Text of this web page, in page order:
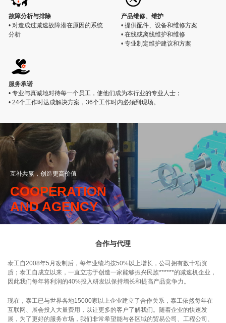
故障分析与排除
• 对造成过减速故障潜在原因的系统
分析
产品维修、维护
• 提供配件、设备和维修方案
• 在线或离线维护和维修
• 专业制定维护建议和方案
服务承诺
• 专业与真诚地对待每一个员工，使他们成为本行业的专业人士；
• 24个工作时达成解决方案，36个工作时内必须到现场。
互补共赢，创造更高价值
COOPERATION
AND AGENCY
合作与代理
泰工自2008年5月改制后，每年业绩均按50%以上增长，公司拥有数十项资
质；泰工自成立以来，一直立志于创造一家能够振兴民族******的减速机企业，
因此我们每年将利润的40%投入研发以保持增长和提高产品竞争力。
现在，泰工已与世界各地15000家以上企业建立了合作关系，泰工依然每年在
互联网、展会投入大量费用，以让更多的客户了解我们。随着企业的快速发
展，为了更好的服务市场，我们非常希望能与各区域的贸易公司、工程公司、